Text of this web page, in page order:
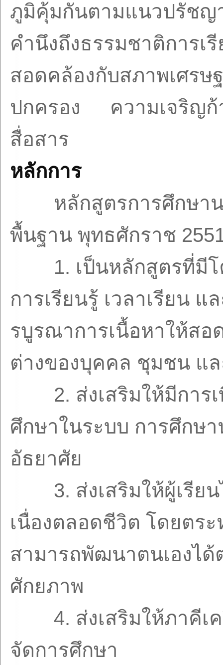
ภูมิคุ้มกันตามแนวปรัชญ
คำนึงถึงธรรมชาติการ
สอดคล้องกับสภาพเศ
ปกครอง ความเจริญก้
สื่อสาร
หลักการ
หลักสูตรการศึกษา
พื้นฐาน พุทธศักราช
1. เป็นหลักสูตรที่มี
การเรียนรู้ เวลาเรียน แ
รบูรณาการเนื้อหาให้ส
ต่างของบุคคล ชุมชน แ
2. ส่งเสริมให้มีการ
ศึกษาในระบบ การศึกษ
อัธยาศัย
3. ส่งเสริมให้ผู้เรี
เนื่องตลอดชีวิต โดยตร
สามารถพัฒนาตนเองไ
ศักยภาพ
4. ส่งเสริมให้ภาคี
จัดการศึกษา